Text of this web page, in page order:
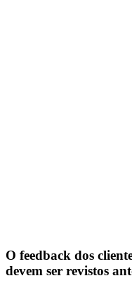
O feedback dos
devem ser revistos